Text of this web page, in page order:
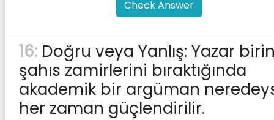
Check Answer
16: Doğru veya Yanlış: Yazar
şahıs zamirlerini bıraktığında
akademik bir argüman
her zaman güçlendirilir.